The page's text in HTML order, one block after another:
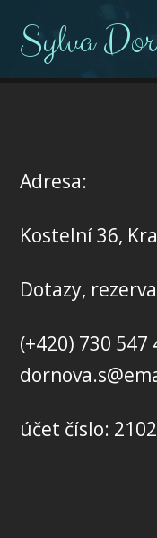
Sylva
Adresa:
Kostelní 36,
Dotazy,
(+420) 730
účet číslo: